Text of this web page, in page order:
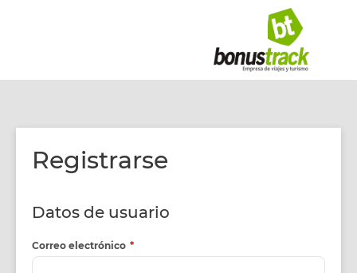
Registrarse
Datos de usuario
Correo electrónico *